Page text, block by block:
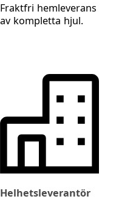
Fraktfri hemleverans
av kompletta hjul.
Helhetsleverantör